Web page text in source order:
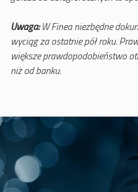
Uwaga:W Finea niezbędne
wyciąg za ostatnie pół roku.
większe prawdopodobieństwo
niż od banku.